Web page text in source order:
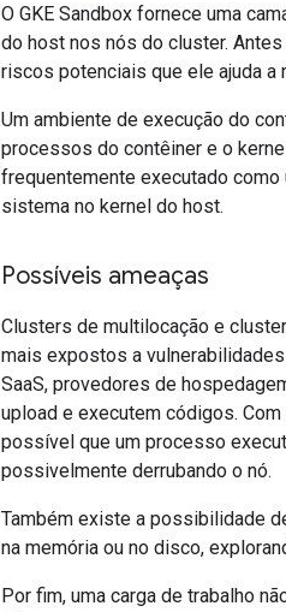
O GKE Sandbox fornece uma
do host nos nós do cluster.
riscos potenciais que ele ajuda a
Um ambiente de execução do
processos do contêiner e o
frequentemente executado
sistema no kernel do host.
Possíveis ameaças
Clusters de multilocação e
mais expostos a
SaaS, provedores de
upload e executem códigos.
possível que um processo
possivelmente derrubando o nó.
Também existe a possibilidade
na memória ou no disco,
Por fim, uma carga de trabalho